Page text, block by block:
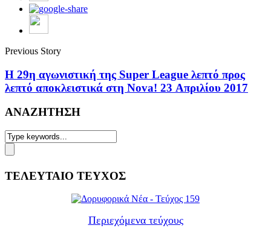
Previous Story
Η 29η αγωνιστική της Super League λεπτό προς
λεπτό αποκλειστικά στη Nova! 23 Απριλίου 2017
ΑΝΑΖΗΤΗΣΗ
ΤΕΛΕΥΤΑΙΟ ΤΕΥΧΟΣ
Περιεχόμενα τεύχους